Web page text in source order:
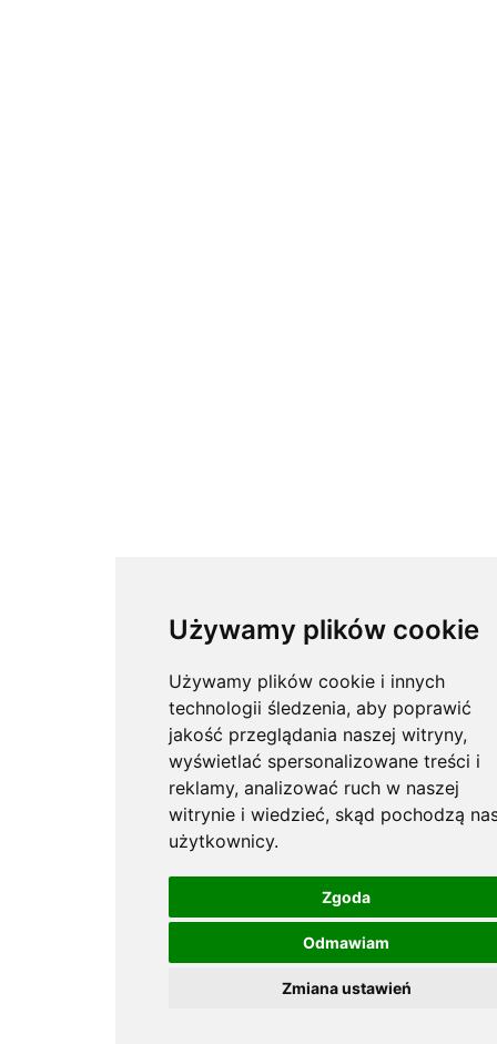
Używamy plików cookie
Używamy plików cookie i innych
technologii śledzenia, aby poprawić
jakość przeglądania naszej witryny,
wyświetlać spersonalizowane treści i
reklamy, analizować ruch w naszej
witrynie i wiedzieć, skąd pochodzą
użytkownicy.
Zgoda
Odmawiam
Zmiana ustawień